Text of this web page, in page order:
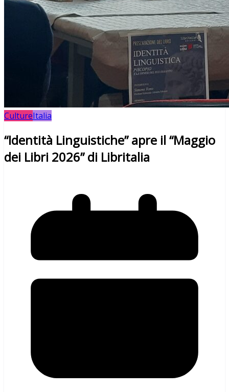
CultureItalia
“Identità Linguistiche” apre il “Maggio
dei Libri 2026” di Libritalia